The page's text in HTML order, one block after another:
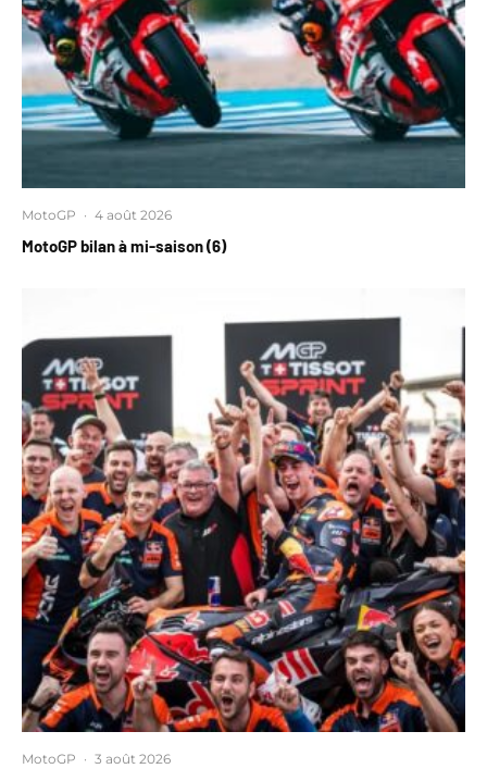
MotoGP · 4 août 2026
MotoGP bilan à mi-saison (6)
MotoGP · 3 août 2026